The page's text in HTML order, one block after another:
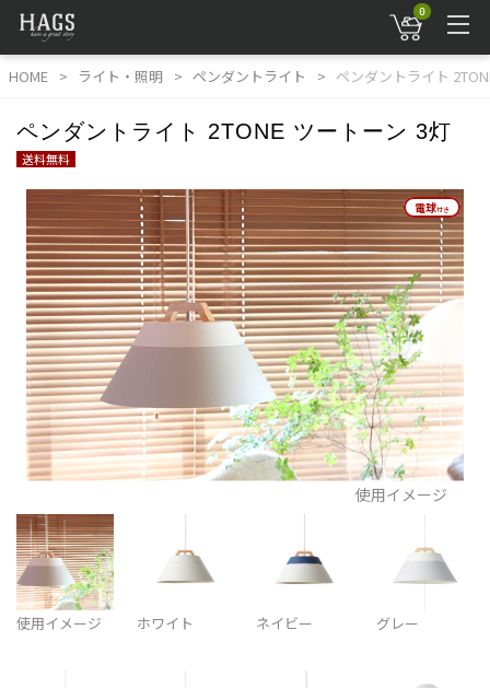
0
HOME ライト・照明 ペンダントライト ペンダントライト
ペンダントライト 2TONE ツートーン 3灯
送料無料
電球付き
電球付き
使用イメージ
使用イメージ ホワイト ネイビー グレー